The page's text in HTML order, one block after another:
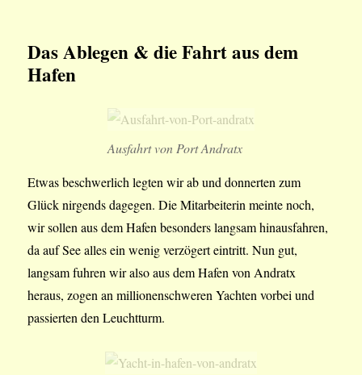
Das Ablegen & die Fahrt aus dem
Hafen
Ausfahrt von Port Andratx
Etwas beschwerlich legten wir ab und donnerten zum
Glück nirgends dagegen. Die Mitarbeiterin meinte noch,
wir sollen aus dem Hafen besonders langsam hinausfahren,
da auf See alles ein wenig verzögert eintritt. Nun gut,
langsam fuhren wir also aus dem Hafen von Andratx
heraus, zogen an millionenschweren Yachten vorbei und
passierten den Leuchtturm.